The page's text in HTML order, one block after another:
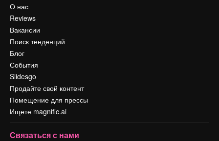
О нас
Reviews
Вакансии
Поиск тенденций
Блог
События
Slidesgo
Продайте свой контент
Помещение для прессы
Ищете magnific.ai
Связаться с нами